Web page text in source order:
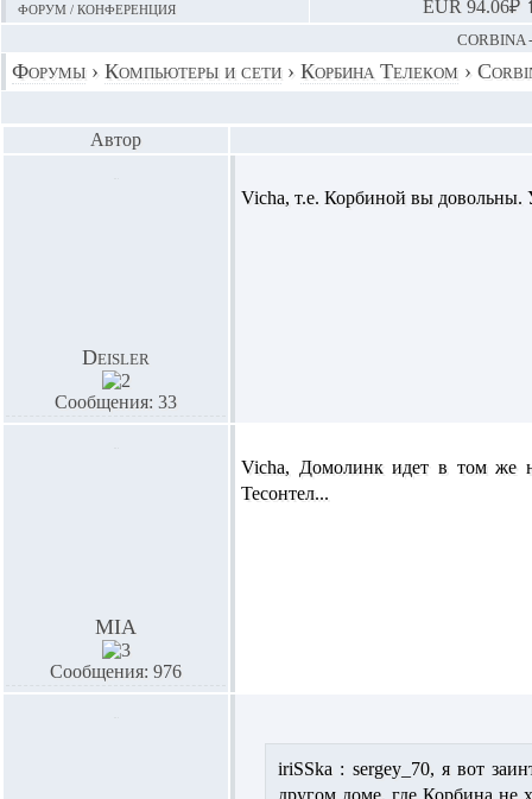
Форум / конференция
EUR 94.06₽
Форумы › Компьютеры и сети › Корбина Телеком ›
Автор
Deisler
Сообщения: 33
Vicha, т.е. Корбиной вы довольны.
MIA
Сообщения: 976
Vicha, Домолинк идет в том же
Тесонтел...
iriSSka : sergey_70, я вот
другом доме, где Корбина не